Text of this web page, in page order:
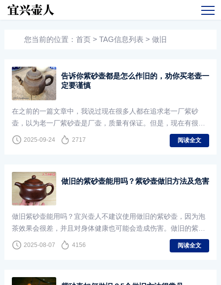
您当前的位置： 首页 > TAG信息列表 > 做旧
告诉你紫砂壶都是怎么作旧的，劝你买老壶一
定要谨慎
在之前的一篇文章中，我说过现在很多人都在追求老一厂紫砂
壶，以为老一厂紫砂壶是厂壶，质量有保证。但是，现在有很多
黑心壶商，就是瞅准了这个机会，开始制造假的一厂老壶，于是
有人留言
2025-09-24 2717 阅读全文
做旧的紫砂壶能用吗？紫砂壶做旧方法及危害
做旧紫砂壶能用吗？宜兴壶人不建议使用做旧的紫砂壶，因为泡
茶效果会很差，并且对身体健康也可能会造成伤害。做旧的紫砂
壶不但对我们的身体健康有危害，而且还丧失了紫砂壶该有的泡
茶特点，连泡养的乐趣也丧失了。这样的壶，也就没有了使用的
鉴别，避免买到做旧的紫砂壶。
2025-08-07 4156 阅读全文